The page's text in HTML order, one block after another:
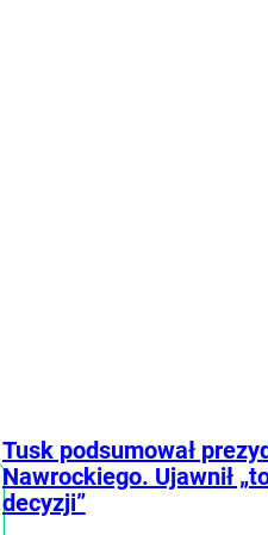
Tusk podsumował
Nawrockiego. Ujawnił
decyzji”